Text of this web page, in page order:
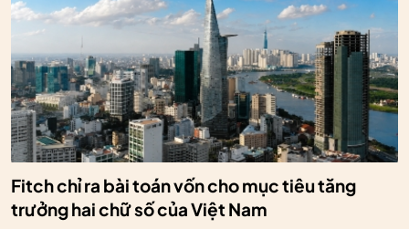
Fitch chỉ ra bài toán vốn cho mục tiêu tăng
trưởng hai chữ số của Việt Nam